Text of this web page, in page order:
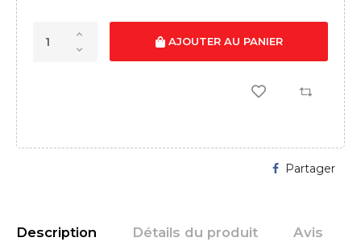
AJOUTER AU PANIER
Partager
Description Détails du produit Avis